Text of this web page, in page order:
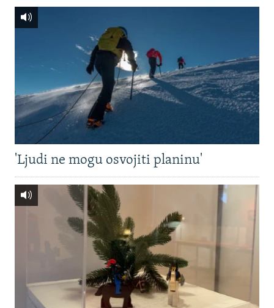
'Ljudi ne mogu osvojiti planinu'